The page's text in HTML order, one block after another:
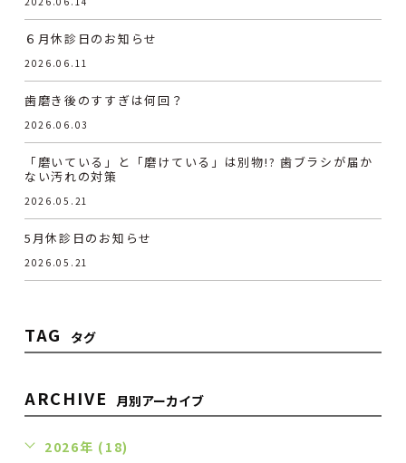
６月休診日のお知らせ
2026.06.11
歯磨き後のすすぎは何回？
2026.06.03
「磨いている」と「磨けている」は別物!? 歯ブラシが届か
ない汚れの対策
2026.05.21
5月休診日のお知らせ
2026.05.21
TAG タグ
ARCHIVE 月別アーカイブ
2026年 (18)